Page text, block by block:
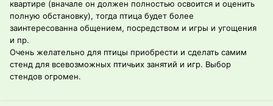
квартире (вначале он должен полностью освоится и оценить
полную обстановку), тогда птица будет более
заинтересованна общением, посредством и игры и угощения
и пр.
Очень желательно для птицы приобрести и сделать самим
стенд для всевозможных птичьих занятий и игр. Выбор
стендов огромен.